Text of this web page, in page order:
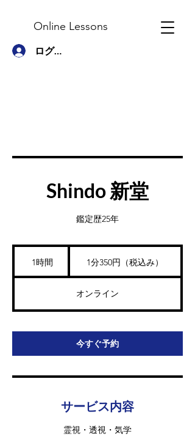
Online Lessons
ログイン
Shindo 新堂
鑑定歴25年
1時間
時
み）
1分350円（税込み）
オンライン
今すぐ予約
サービス内容
霊視・透視・気学